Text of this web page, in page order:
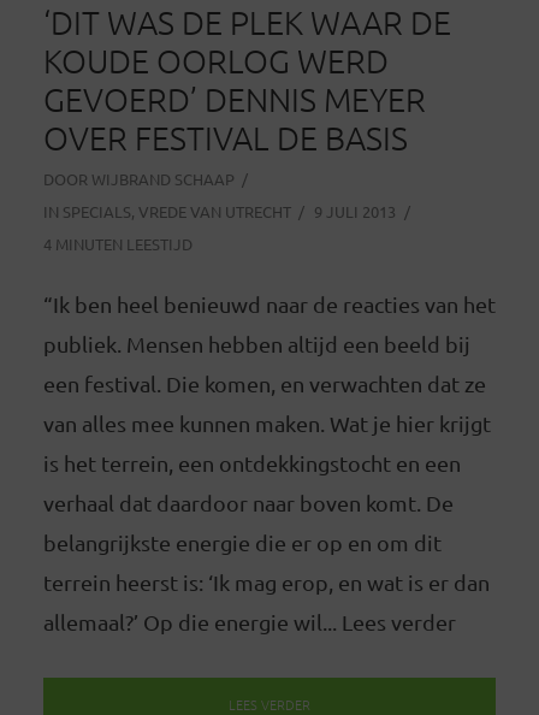
‘DIT WAS DE PLEK WAAR DE
KOUDE OORLOG WERD
GEVOERD’ DENNIS MEYER
OVER FESTIVAL DE BASIS
DOOR WIJBRAND SCHAAP
IN SPECIALS, VREDE VAN UTRECHT
9 JULI 2013
4 MINUTEN LEESTIJD
“Ik ben heel benieuwd naar de reacties van het
publiek. Mensen hebben altijd een beeld bij
een festival. Die komen, en verwachten dat ze
van alles mee kunnen maken. Wat je hier krijgt
is het terrein, een ontdekkingstocht en een
verhaal dat daardoor naar boven komt. De
belangrijkste energie die er op en om dit
terrein heerst is: ‘Ik mag erop, en wat is er dan
allemaal?’ Op die energie wil... Lees verder
LEES VERDER